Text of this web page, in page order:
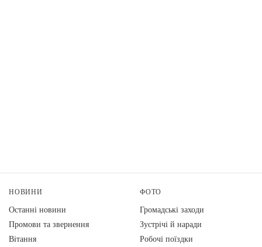
НОВИНИ
Останні новини
Промови та звернення
Вiтання
ФОТО
Громадські заходи
Зустрічі й наради
Робочі поїздки